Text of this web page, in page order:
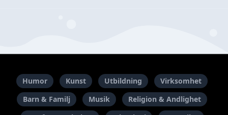
Humor Kunst Utbildning
Virksomhet
Barn & Familj
Musik
Religion & Andlighet